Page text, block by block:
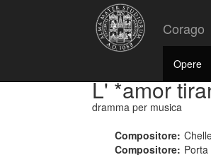
Corago
Opere
L' *amor
dramma per musica
Compositore:
Compositore: